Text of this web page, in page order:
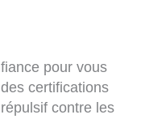
pour vous
certifications
contre les